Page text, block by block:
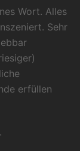
Wort. Alles
Sehr
erfüllen